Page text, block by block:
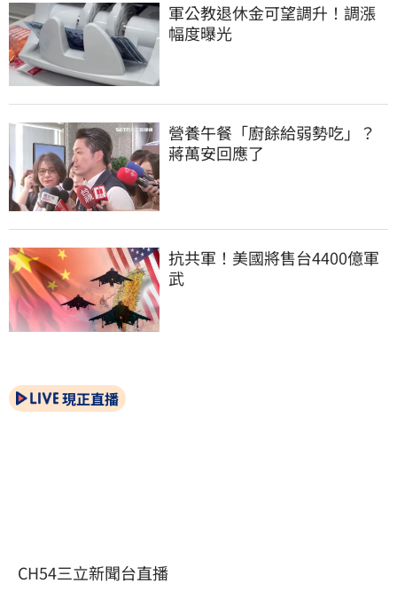
軍公教退休金可望調升！調漲
幅度曝光
營養午餐「廚餘給弱勢吃」？
蔣萬安回應了
抗共軍！美國將售台4400億軍
武
現正直播
CH54三立新聞台直播